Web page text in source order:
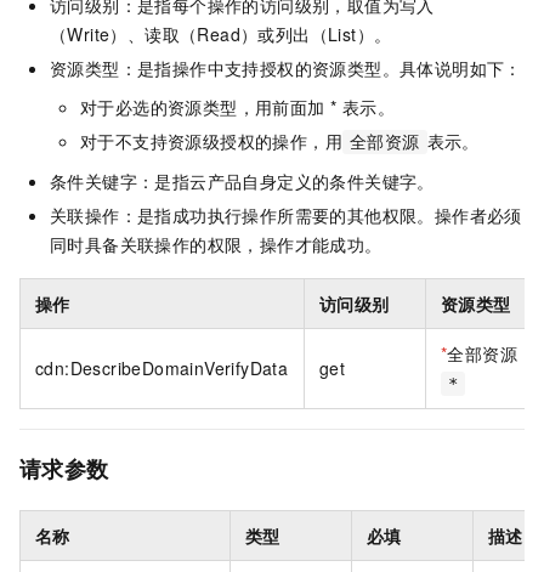
访问级别：是指每个操作的访问级别，取值为写入
（Write）、读取（Read）或列出（List）。
资源类型：是指操作中支持授权的资源类型。具体说明如下：
对于必选的资源类型，用前面加 * 表示。
对于不支持资源级授权的操作，用 全部资源 表示。
条件关键字：是指云产品自身定义的条件关键字。
关联操作：是指成功执行操作所需要的其他权限。操作者必须
同时具备关联操作的权限，操作才能成功。
操作 访问级别 资源类型
cdn:DescribeDomainVerifyData get
*全部资源
*
请求参数
名称 类型 必填 描述